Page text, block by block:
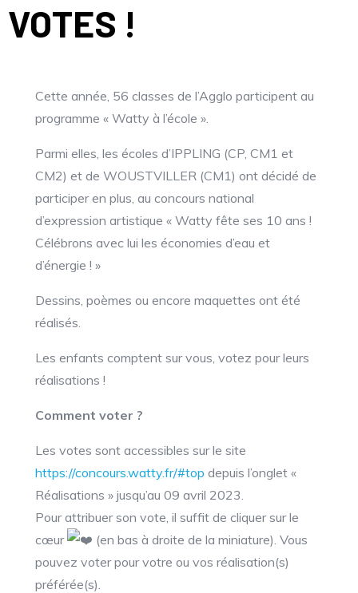
VOTES !
Cette année, 56 classes de l’Agglo participent au
programme « Watty à l’école ».
Parmi elles, les écoles d’IPPLING (CP, CM1 et
CM2) et de WOUSTVILLER (CM1) ont décidé de
participer en plus, au concours national
d’expression artistique « Watty fête ses 10 ans !
Célébrons avec lui les économies d’eau et
d’énergie ! »
Dessins, poèmes ou encore maquettes ont été
réalisés.
Les enfants comptent sur vous, votez pour leurs
réalisations !
Comment voter ?
Les votes sont accessibles sur le site
https://concours.watty.fr/#top depuis l’onglet «
Réalisations » jusqu’au 09 avril 2023.
Pour attribuer son vote, il suffit de cliquer sur le
cœur
(en bas à droite de la miniature). Vous
pouvez voter pour votre ou vos réalisation(s)
préférée(s).